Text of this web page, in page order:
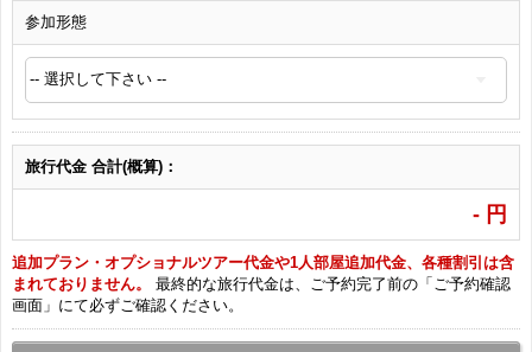
参加形態
旅行代金 合計(概算)：
- 円
追加プラン・オプショナルツアー代金や1人部屋追加代金、各種割引は含
まれておりません。
最終的な旅行代金は、ご予約完了前の「ご予約確認
画面」にて必ずご確認ください。